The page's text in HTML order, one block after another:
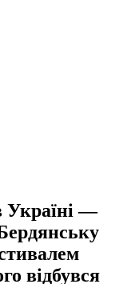
Україні —
відбувся